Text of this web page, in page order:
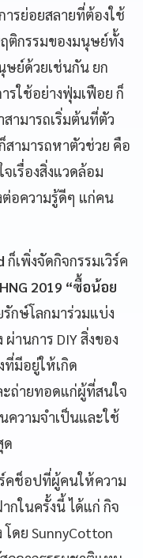
ารย่อยสลายที่ต้องใช้
ติกรรมของมนุษย์ทั้ง
ษย์ด้วยเช่นกัน ยก
รใช้อย่างฟุ่มเฟือย ก็
ามารถเริ่มต้นที่ตัว
สามารถหาตัวช่วย คือ
เรื่องสิ่งแวดล้อม
ต่อความรู้ดีๆ แก่คน
ก็เพิ่งจัดกิจกรรมเวิร์ค
2019 “ซื้อน้อย
กษ์โลกมาร่วมแบ่ง
านการ DIY สิ่งของ
ที่มีอยู่ให้เกิด
ถ่ายทอดแก่ผู้ที่สนใจ
ความจำเป็นและใช้
ด
คช็อปที่ผู้คนให้ความ
กในครั้งนี้ ได้แก่ กิจ
ดย SunnyCotton